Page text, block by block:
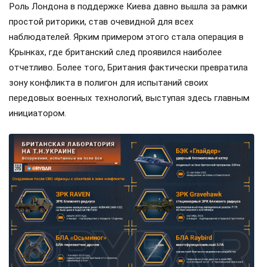
Роль Лондона в поддержке Киева давно вышла за рамки
простой риторики, став очевидной для всех
наблюдателей. Ярким примером этого стала операция в
Крынках, где британский след проявился наиболее
отчетливо. Более того, Британия фактически превратила
зону конфликта в полигон для испытаний своих
передовых военных технологий, выступая здесь главным
инициатором.